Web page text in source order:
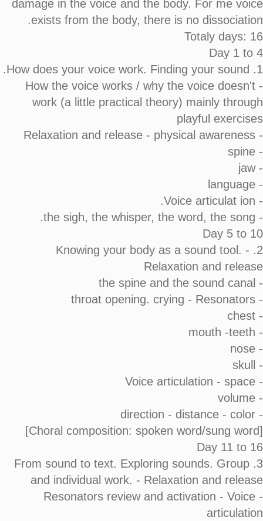
damage in the voice and the body. For me voice
exists from the body, there is no dissociation.
Totaly days: 16
Day 1 to 4
1. How does your voice work. Finding your sound.
- How the voice works / why the voice doesn't
work (a little practical theory) mainly through
playful exercises
- Relaxation and release - physical awareness
- spine
- jaw
- language
- Voice articulat ion.
- the sigh, the whisper, the word, the song.
Day 5 to 10
2. Knowing your body as a sound tool. -
Relaxation and release
- the spine and the sound canal
- throat opening. crying - Resonators
- chest
- mouth -teeth
- nose
- skull
- Voice articulation - space
- volume
- direction - distance - color
[Choral composition: spoken word/sung word]
Day 11 to 16
3. From sound to text. Exploring sounds. Group
and individual work. - Relaxation and release
- Resonators review and activation - Voice
articulation